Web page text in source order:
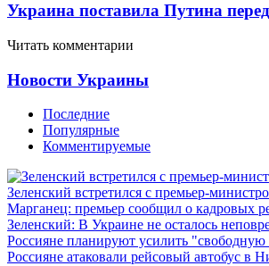
Украина поставила Путина
Читать комментарии
Новости Украины
Последние
Популярные
Комментируемые
Зеленский встретился с премьер-
Марганец: премьер сообщил о кадровых
Зеленский: В Украине не осталось
Россияне планируют усилить
Россияне атаковали рейсовый автобус в